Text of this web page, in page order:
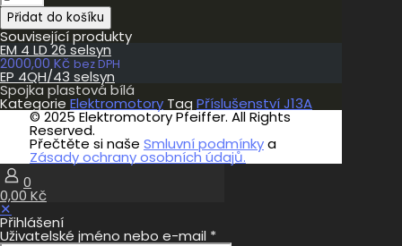
plastová
bílá
množství
Přidat do košíku
Související produkty
EM 4 LD 26 selsyn
2000,00 Kč bez DPH
EP 4QH/43 selsyn
Spojka plastová bílá
Kategorie Elektromotory Tag Příslušenství J13A
© 2025 Elektromotory Pfeiffer. All Rights
Reserved.
Přečtěte si naše Smluvní podmínkya
Zásady ochrany osobních údajů.
0
0,00 Kč
✕
Přihlášení
Uživatelské jméno nebo e-mail *